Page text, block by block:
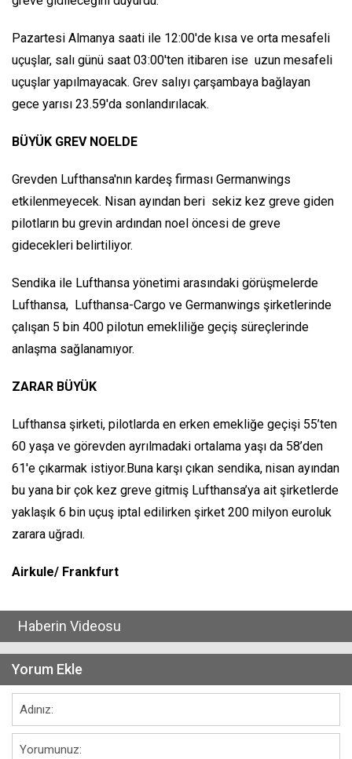
Pazartesi Almanya saati ile 12:00'de kısa ve orta mesafeli
uçuşlar, salı günü saat 03:00'ten itibaren ise uzun mesafeli
uçuşlar yapılmayacak. Grev salıyı çarşambaya bağlayan
gece yarısı 23.59'da sonlandırılacak.
BÜYÜK GREV NOELDE
Grevden Lufthansa'nın kardeş firması Germanwings
etkilenmeyecek. Nisan ayından beri sekiz kez greve giden
pilotların bu grevin ardından noel öncesi de greve
gidecekleri belirtiliyor.
Sendika ile Lufthansa yönetimi arasındaki görüşmelerde
Lufthansa, Lufthansa-Cargo ve Germanwings şirketlerinde
çalışan 5 bin 400 pilotun emekliliğe geçiş süreçlerinde
anlaşma sağlanamıyor.
ZARAR BÜYÜK
Lufthansa şirketi, pilotlarda en erken emekliğe geçişi 55’ten
60 yaşa ve görevden ayrılmadaki ortalama yaşı da 58’den
61'e çıkarmak istiyor.Buna karşı çıkan sendika, nisan ayından
bu yana bir çok kez greve gitmiş Lufthansa’ya ait şirketlerde
yaklaşık 6 bin uçuş iptal edilirken şirket 200 milyon euroluk
zarara uğradı.
Airkule/ Frankfurt
Haberin Videosu
Yorum Ekle